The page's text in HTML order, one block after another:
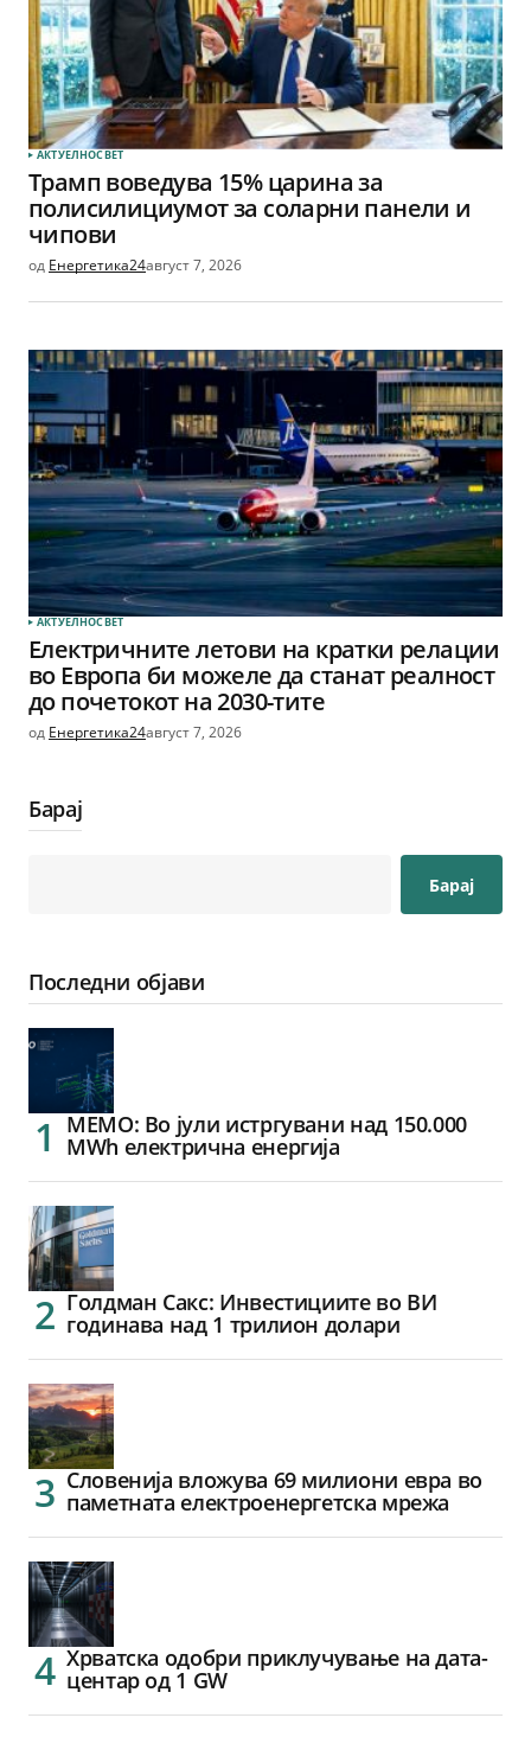
АКТУЕЛНОСВЕТ
Трамп воведува 15% царина за
полисилициумот за соларни панели и
чипови
од Енергетика24август 7, 2026
АКТУЕЛНОСВЕТ
Електричните летови на кратки релации
во Европа би можеле да станат реалност
до почетокот на 2030-тите
од Енергетика24август 7, 2026
Барај
Барај
Последни објави
МЕМО: Во јули истргувани над 150.000
MWh електрична енергија
Голдман Сакс: Инвестициите во ВИ
годинава над 1 трилион долари
Словенија вложува 69 милиони евра во
паметната електроенергетска мрежа
Хрватска одобри приклучување на дата-
центар од 1 GW